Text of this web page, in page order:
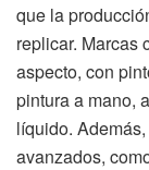
que la
replicar. Marcas
aspecto, con
pintura a mano,
líquido.
avanzados,